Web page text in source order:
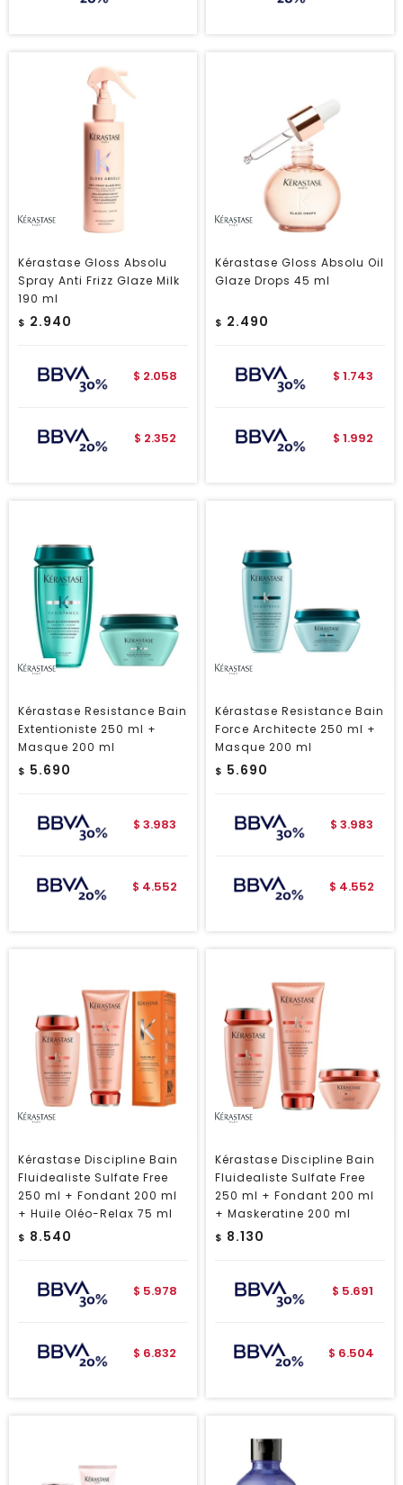
Kérastase Gloss Absolu
Spray Anti Frizz Glaze Milk
190 ml
$ 2.940
$ 2.058
$ 2.352
Kérastase Gloss Absolu Oil
Glaze Drops 45 ml
$ 2.490
$ 1.743
$ 1.992
Kérastase Resistance Bain
Extentioniste 250 ml +
Masque 200 ml
$ 5.690
$ 3.983
$ 4.552
Kérastase Resistance Bain
Force Architecte 250 ml +
Masque 200 ml
$ 5.690
$ 3.983
$ 4.552
Kérastase Discipline Bain
Fluidealiste Sulfate Free
250 ml + Fondant 200 ml
+ Huile Oléo-Relax 75 ml
$ 8.540
$ 5.978
$ 6.832
Kérastase Discipline Bain
Fluidealiste Sulfate Free
250 ml + Fondant 200 ml
+ Maskeratine 200 ml
$ 8.130
$ 5.691
$ 6.504